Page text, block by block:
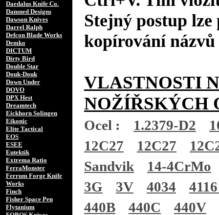
Daedalus Knife Co.
Damned Designs
Dawson Knives
Darrel Ralph
Defcon Blade Works
Demko
DICTUM
Dirty Bird
Double Star
Douk-Douk
Down Under
DOVO
DPX Hest
Dreamtech
Eickhorn Solingen
Eikonic
Elite Tactical
EOS
ESEE
Eutektik
Extrema Ratio
FerraMonster
Ferrum Forge Knife
Works
Finch
Fisher Space Pen
Flytanium
Stejný postup
kopírování
VLASTNOSTI
NOŽÍŘSKÝCH
Ocel : 1.2379-D2
12C27
12C27
Sandvik
14-4CrMo
3G
3V 4034
440B
440C
440V